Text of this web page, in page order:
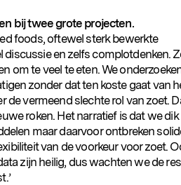
bij twee grote projecten.
foods, oftewel sterk bewerkte
en zelfs complotdenken.
om te veel te eten. We
zonder dat ten koste gaat van
de vermeend slechte rol van zoet.
roken. Het narratief is dat we dik
maar daarvoor ontbreken
van de voorkeur voor zoet.
zijn heilig, dus wachten we de